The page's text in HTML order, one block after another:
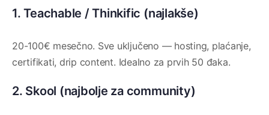
1. Teachable / Thinkific (najlakše)
20-100€ mesečno. Sve uključeno — hosting, plaćanje,
certifikati, drip content. Idealno za prvih 50 đaka.
2. Skool (najbolje za community)